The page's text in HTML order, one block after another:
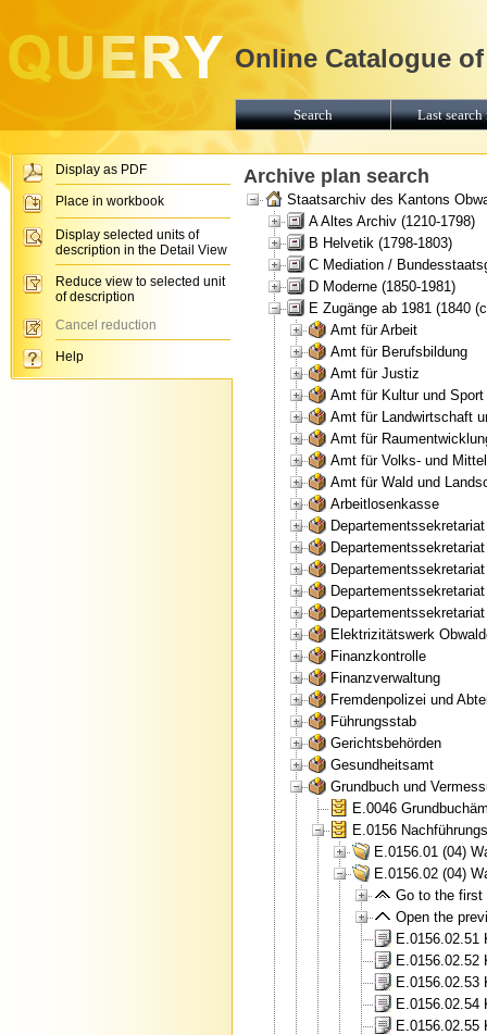
Archive plan search
Staatsarchiv des Kantons
A Altes Archiv (1210-1798)
B Helvetik (1798-1803)
C Mediation /
D Moderne (1850-1981)
E Zugänge ab 1981 (1840
Amt für Arbeit
Amt für Berufsbildung
Amt für Justiz
Amt für Kultur und Sport
Amt für Landwirtschaft
Amt für
Amt für Volks- und
Amt für Wald und
Arbeitlosenkasse
Elektrizitätswerk
Finanzkontrolle
Finanzverwaltung
Fremdenpolizei und
Führungsstab
Gerichtsbehörden
Gesundheitsamt
Grundbuch und
E.0046
E.0156
E.0156.01 (04)
E.0156.02 (04)
Go to the first
Open the
E.0156.02.51
E.0156.02.52
E.0156.02.53
E.0156.02.54
E.0156.02.55
Online Catalogue
Search Last
Display as PDF
Place in workbook
Display selected units of
description in the Detail View
Reduce view to selected unit
of description
Cancel reduction
Help